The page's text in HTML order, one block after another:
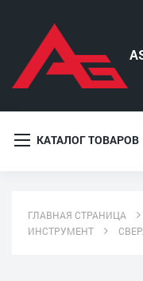
КАТАЛОГ ТОВАРОВ
ГЛАВНАЯ СТРАНИЦА
ИНСТРУМЕНТ